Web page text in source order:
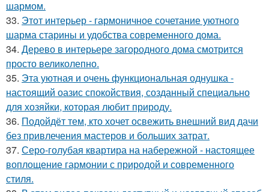
шармом.
33. Этот интерьер - гармоничное сочетание уютного
шарма старины и удобства современного дома.
34. Дерево в интерьере загородного дома смотрится
просто великолепно.
35. Эта уютная и очень функциональная однушка -
настоящий оазис спокойствия, созданный специально
для хозяйки, которая любит природу.
36. Подойдёт тем, кто хочет освежить внешний вид дачи
без привлечения мастеров и больших затрат.
37. Серо-голубая квартира на набережной - настоящее
воплощение гармонии с природой и современного
стиля.